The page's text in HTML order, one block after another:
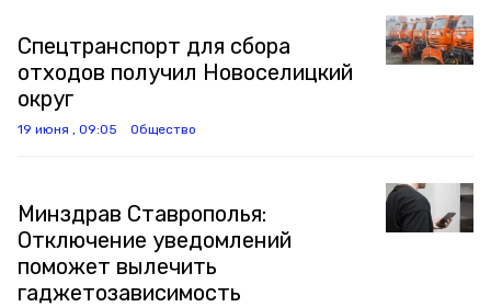
Спецтранспорт для сбора
отходов получил Новоселицкий
округ
19 июня , 09:05 Общество
Минздрав Ставрополья:
Отключение уведомлений
поможет вылечить
гаджетозависимость